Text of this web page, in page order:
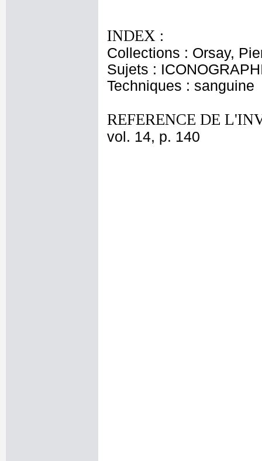
INDEX :
Collections : Orsay,
Sujets :
Techniques : sanguine
REFERENCE DE
vol. 14, p. 140